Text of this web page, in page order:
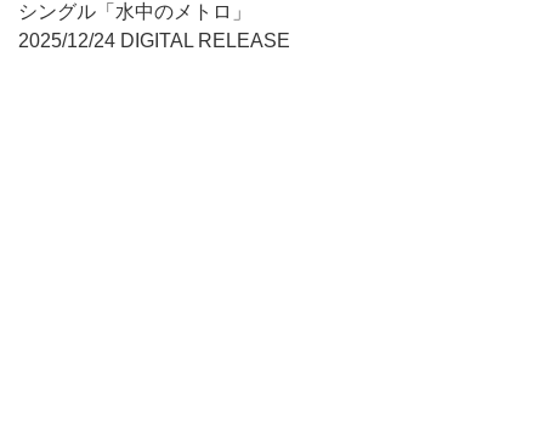
シングル「水中のメトロ」
2025/12/24 DIGITAL RELEASE